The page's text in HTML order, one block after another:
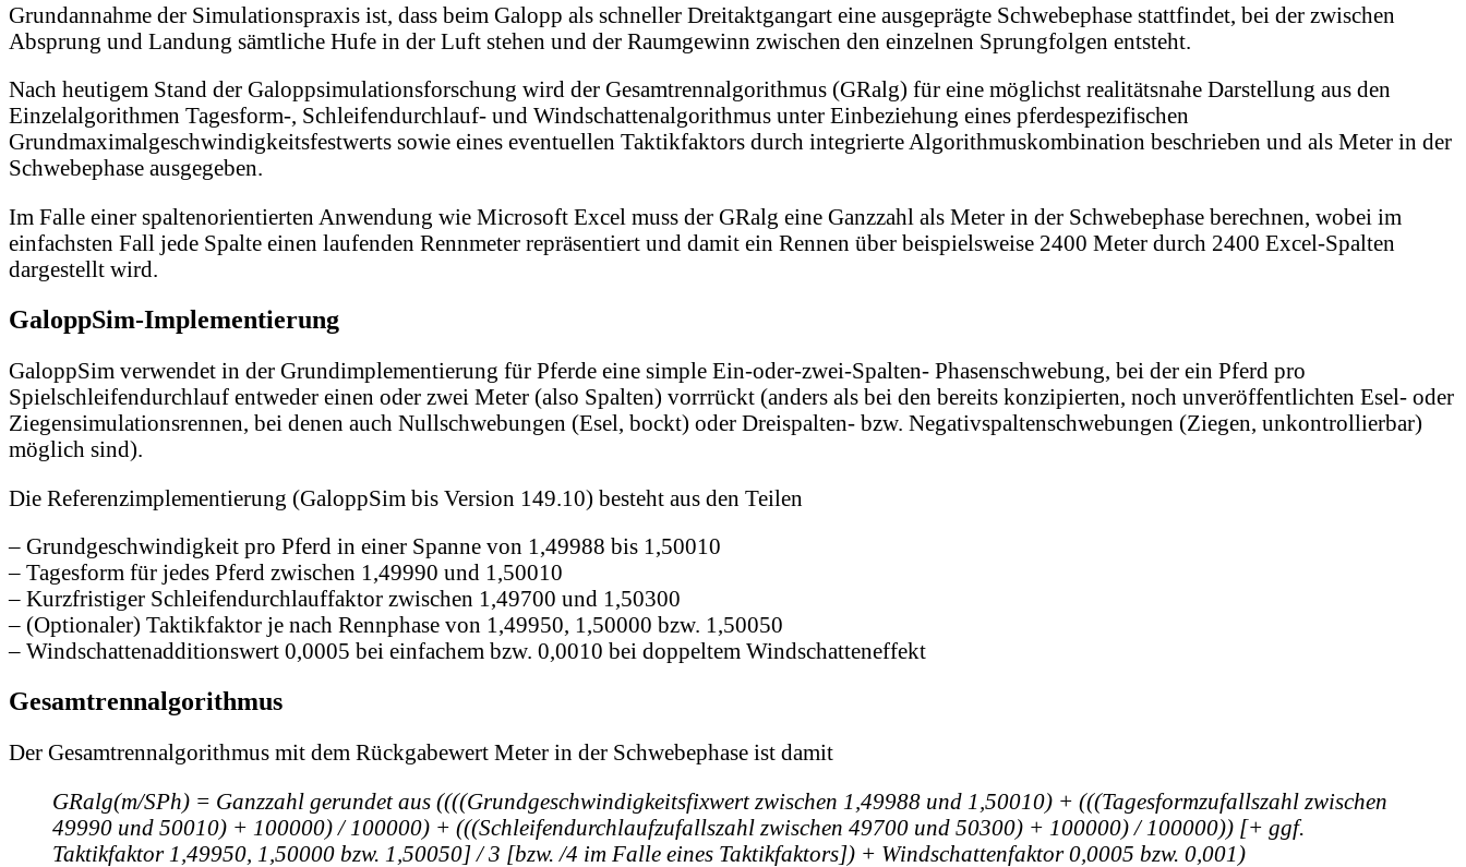
Grundannahme der Simulationspraxis ist, dass beim Galopp als schneller Dreitaktgangart eine ausgeprägte Schwebephase stattfindet, bei der zwischen
Absprung und Landung sämtliche Hufe in der Luft stehen und der Raumgewinn zwischen den einzelnen Sprungfolgen entsteht.
Nach heutigem Stand der Galoppsimulationsforschung wird der Gesamtrennalgorithmus (GRalg) für eine möglichst realitätsnahe Darstellung aus den
Einzelalgorithmen Tagesform-, Schleifendurchlauf- und Windschattenalgorithmus unter Einbeziehung eines pferdespezifischen
Grundmaximalgeschwindigkeitsfestwerts sowie eines eventuellen Taktikfaktors durch integrierte Algorithmuskombination beschrieben und als Meter in der
Schwebephase ausgegeben.
Im Falle einer spaltenorientierten Anwendung wie Microsoft Excel muss der GRalg eine Ganzzahl als Meter in der Schwebephase berechnen, wobei im
einfachsten Fall jede Spalte einen laufenden Rennmeter repräsentiert und damit ein Rennen über beispielsweise 2400 Meter durch 2400 Excel-Spalten
dargestellt wird.
GaloppSim-Implementierung
GaloppSim verwendet in der Grundimplementierung für Pferde eine simple Ein-oder-zwei-Spalten- Phasenschwebung, bei der ein Pferd pro
Spielschleifendurchlauf entweder einen oder zwei Meter (also Spalten) vorrrückt (anders als bei den bereits konzipierten, noch unveröffentlichten Esel- oder
Ziegensimulationsrennen, bei denen auch Nullschwebungen (Esel, bockt) oder Dreispalten- bzw. Negativspaltenschwebungen (Ziegen, unkontrollierbar)
möglich sind).
Die Referenzimplementierung (GaloppSim bis Version 149.10) besteht aus den Teilen
– Grundgeschwindigkeit pro Pferd in einer Spanne von 1,49988 bis 1,50010
– Tagesform für jedes Pferd zwischen 1,49990 und 1,50010
– Kurzfristiger Schleifendurchlauffaktor zwischen 1,49700 und 1,50300
– (Optionaler) Taktikfaktor je nach Rennphase von 1,49950, 1,50000 bzw. 1,50050
– Windschattenadditionswert 0,0005 bei einfachem bzw. 0,0010 bei doppeltem Windschatteneffekt
Gesamtrennalgorithmus
Der Gesamtrennalgorithmus mit dem Rückgabewert Meter in der Schwebephase ist damit
GRalg(m/SPh) = Ganzzahl gerundet aus ((((Grundgeschwindigkeitsfixwert zwischen 1,49988 und 1,50010) + (((Tagesformzufallszahl zwischen
49990 und 50010) + 100000) / 100000) + (((Schleifendurchlaufzufallszahl zwischen 49700 und 50300) + 100000) / 100000)) [+ ggf.
Taktikfaktor 1,49950, 1,50000 bzw. 1,50050] / 3 [bzw. /4 im Falle eines Taktikfaktors]) + Windschattenfaktor 0,0005 bzw. 0,001)